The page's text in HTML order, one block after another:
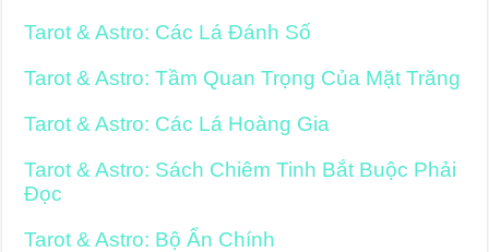
Tarot & Astro: Các Lá Đánh Số
Tarot & Astro: Tầm Quan Trọng Của Mặt Trăng
Tarot & Astro: Các Lá Hoàng Gia
Tarot & Astro: Sách Chiêm Tinh Bắt Buộc Phải
Đọc
Tarot & Astro: Bộ Ẩn Chính